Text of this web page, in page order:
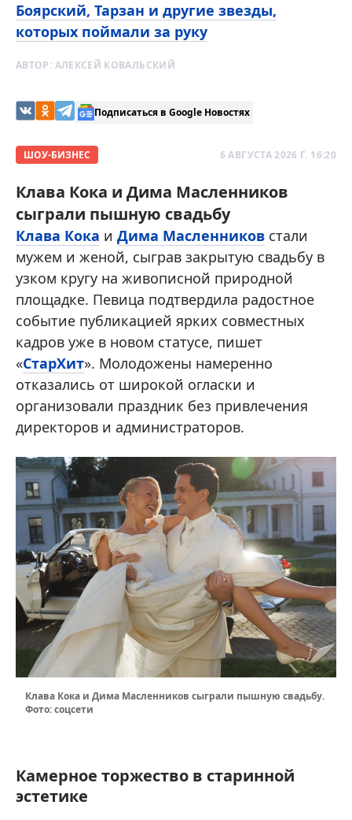
Боярский, Тарзан и другие звезды,
которых поймали за руку
АВТОР: АЛЕКСЕЙ КОВАЛЬСКИЙ
Подписаться в Google Новостях
ШОУ-БИЗНЕС 6 АВГУСТА 2026 Г. 16:20
Клава Кока и Дима Масленников
сыграли пышную свадьбу
Клава Кока и Дима Масленников стали
мужем и женой, сыграв закрытую свадьбу в
узком кругу на живописной природной
площадке. Певица подтвердила радостное
событие публикацией ярких совместных
кадров уже в новом статусе, пишет
«СтарХит». Молодожены намеренно
отказались от широкой огласки и
организовали праздник без привлечения
директоров и администраторов.
Клава Кока и Дима Масленников сыграли пышную свадьбу.
Фото: соцсети
Камерное торжество в старинной
эстетике